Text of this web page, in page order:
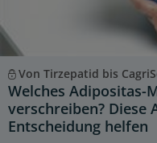
Von Tirzepatid bis
Welches Adipositas-
verschreiben? Diese
Entscheidung helfen